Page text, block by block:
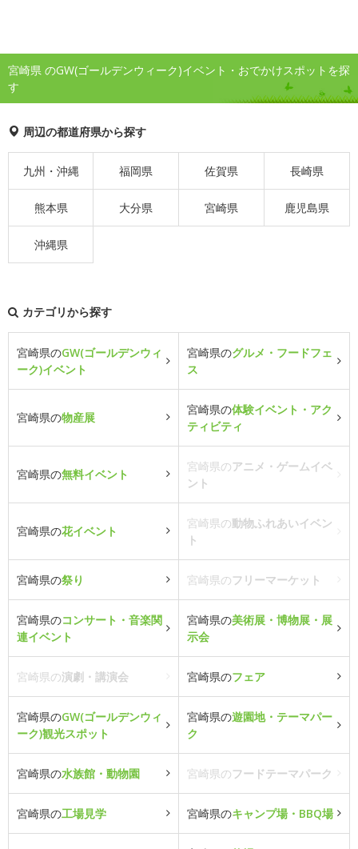
宮崎県 のGW(ゴールデンウィーク)イベント・おでかけスポットを探
す
周辺の都道府県から探す
九州・沖縄 福岡県 佐賀県 長崎県
熊本県 大分県 宮崎県 鹿児島県
沖縄県
カテゴリから探す
宮崎県のGW(ゴールデンウィ
ーク)イベント
宮崎県のグルメ・フードフェ
ス
宮崎県の物産展
宮崎県の体験イベント・アク
ティビティ
宮崎県の無料イベント
宮崎県のアニメ・ゲームイベ
ント
宮崎県の花イベント
宮崎県の動物ふれあいイベン
ト
宮崎県の祭り 宮崎県のフリーマーケット
宮崎県のコンサート・音楽関
連イベント
宮崎県の美術展・博物展・展
示会
宮崎県の演劇・講演会 宮崎県のフェア
宮崎県のGW(ゴールデンウィ
ーク)観光スポット
宮崎県の遊園地・テーマパー
ク
宮崎県の水族館・動物園 宮崎県のフードテーマパーク
宮崎県の工場見学 宮崎県のキャンプ場・BBQ場